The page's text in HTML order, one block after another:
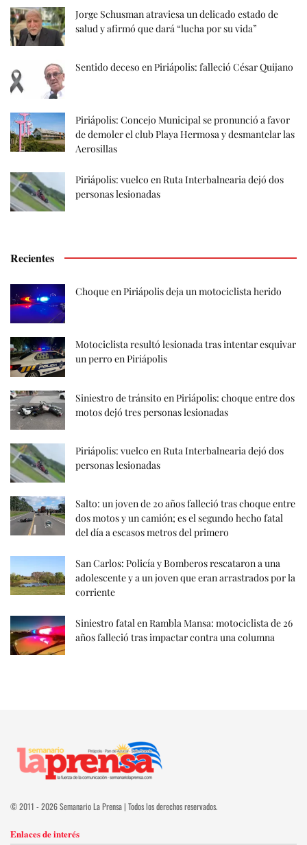
Jorge Schusman atraviesa un delicado estado de
salud y afirmó que dará “lucha por su vida”
Sentido deceso en Piriápolis: falleció César Quijano
Piriápolis: Concejo Municipal se pronunció a favor
de demoler el club Playa Hermosa y desmantelar las
Aerosillas
Piriápolis: vuelco en Ruta Interbalnearia dejó dos
personas lesionadas
Recientes
Choque en Piriápolis deja un motociclista herido
Motociclista resultó lesionada tras intentar esquivar
un perro en Piriápolis
Siniestro de tránsito en Piriápolis: choque entre dos
motos dejó tres personas lesionadas
Piriápolis: vuelco en Ruta Interbalnearia dejó dos
personas lesionadas
Salto: un joven de 20 años falleció tras choque entre
dos motos y un camión; es el segundo hecho fatal
del día a escasos metros del primero
San Carlos: Policía y Bomberos rescataron a una
adolescente y a un joven que eran arrastrados por la
corriente
Siniestro fatal en Rambla Mansa: motociclista de 26
años falleció tras impactar contra una columna
© 2011 - 2026 Semanario La Prensa | Todos los derechos reservados.
Enlaces de interés